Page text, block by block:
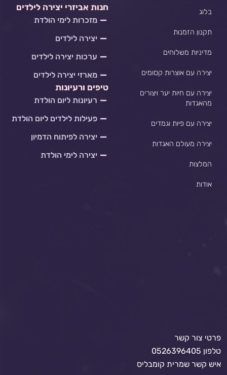
b
o
s
p
בלוג
תקנון הזמנות
מדיניות משלוחים
יצירה עם אוצרות קסומים
יצירה עם חיות יער ויצורים
מהאגדות
יצירה עם פיות וגמדים
יצירה מעולם האגדות
המלצות
אודות
חנות אביזרי יצירה לילדים
מזכרות לימי הולדת
יצירה לילדים
ערכות יצירה לילדים
מארזי יצירה לילדים
טיפים ורעיונות
רעיונות ליום הולדת
פעילות לילדים ליום הולדת
יצירה לפיתוח הדמיון
יצירה לימי הולדת
פרטי צור קשר
טלפון 0526396405
איש קשר שמרית קומבליס